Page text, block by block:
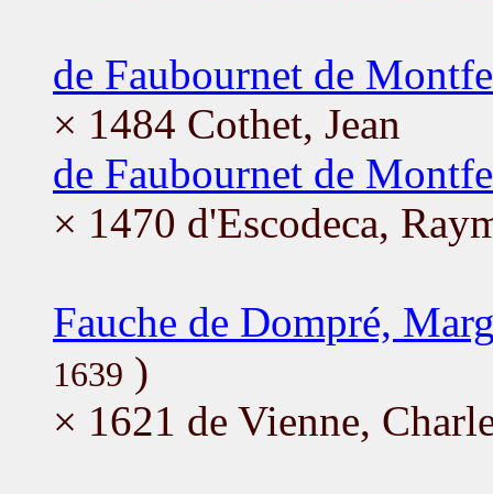
de Faubournet de
× 1484 Cothet, Jean
de Faubournet de
× 1470 d'Escodeca,
Fauche de Dompré,
1639 )
× 1621 de Vienne,